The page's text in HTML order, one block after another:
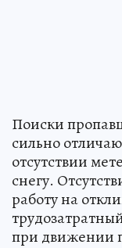
Поиски
сильно
отсутствии
снегу.
работу на
при движении